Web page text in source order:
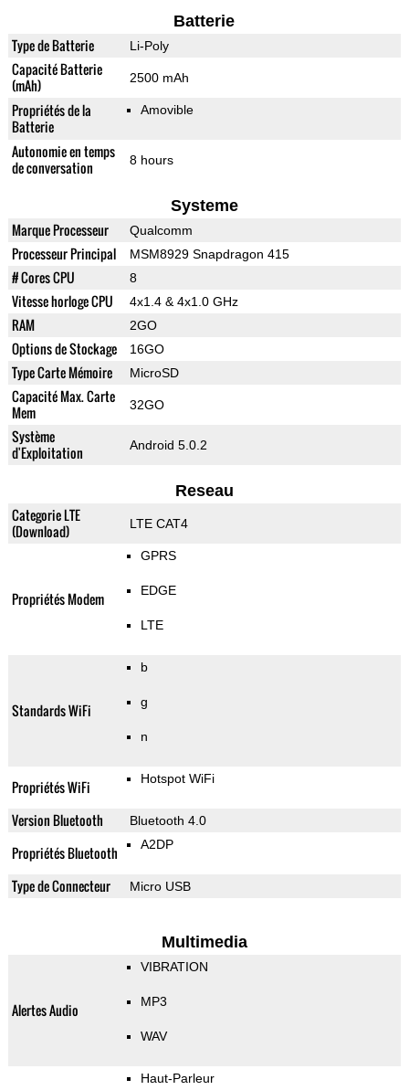
Batterie
Type de Batterie Li-Poly
Capacité Batterie
(mAh)
2500 mAh
Propriétés de la
Batterie
Amovible
Autonomie en temps
de conversation
8 hours
Systeme
Marque Processeur Qualcomm
Processeur Principal MSM8929 Snapdragon 415
# Cores CPU 8
Vitesse horloge CPU 4x1.4 & 4x1.0 GHz
RAM 2GO
Options de Stockage 16GO
Type Carte Mémoire MicroSD
Capacité Max. Carte
Mem
32GO
Système
d'Exploitation
Android 5.0.2
Reseau
Categorie LTE
(Download)
LTE CAT4
Propriétés Modem
GPRS
EDGE
LTE
Standards WiFi
b
g
n
Propriétés WiFi Hotspot WiFi
Version Bluetooth Bluetooth 4.0
Propriétés Bluetooth A2DP
Type de Connecteur Micro USB
Multimedia
Alertes Audio
VIBRATION
MP3
WAV
Haut-Parleur